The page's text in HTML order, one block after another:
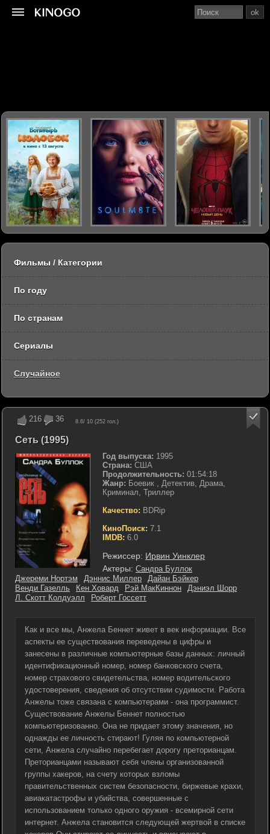
216 36 8.6/ 10 (252 гол.)
Сеть (1995)
Год выпуска: 1995
Страна: США
Продолжительность: 01:54:18
Жанр: Боевик , Детектив, Драма,
Криминал, Триллер
Качество: BDRip
КиноПоиск: 7.1
IMDB: 6.0
Режиссер: Ирвин Уинклер
Актеры: Сандра Буллок
Джереми Нортэм
Дэннис Миллер
Дайан Бэйкер
Венди Газелль
Кен Ховард Рэй МакКиннон
Дэниэл Шорр
Л. Скотт Колдуэлл
Роберт Госсетт
Как и все мы, Анжела Беннет живет в век информации. Все
аспекты ее существования переведены в цифры и
занесены в различные компьютерные базы данных: личный
идентификационный номер, номер банковского счета,
номер страхового свидетельства, номер водительского
удостоверения, сведения об отсутствии судимости. Работа
Анжелы тоже связана с компьютерами - она программист.
Существование Анжелы Беннет полностью
компьютеризованно. Она не придает этому значения, но
однажды ее личность стирают! Гуляя по компьютерной
сети, Анжела случайно перебегает дорогу преторианцам.
Преторианцами называют себя члены организованной
группы хакеров, на счету которых взломы
правительственных систем безопасности, биржевые крахи,
авиакатастрофы и убийства, совершенные с
использованием только одного оружия - всемирной сети
интернет. Анжела становится следующей жертвой в списке
ok
Фильмы / Категории
По году
По странам
Сериалы
Случайное